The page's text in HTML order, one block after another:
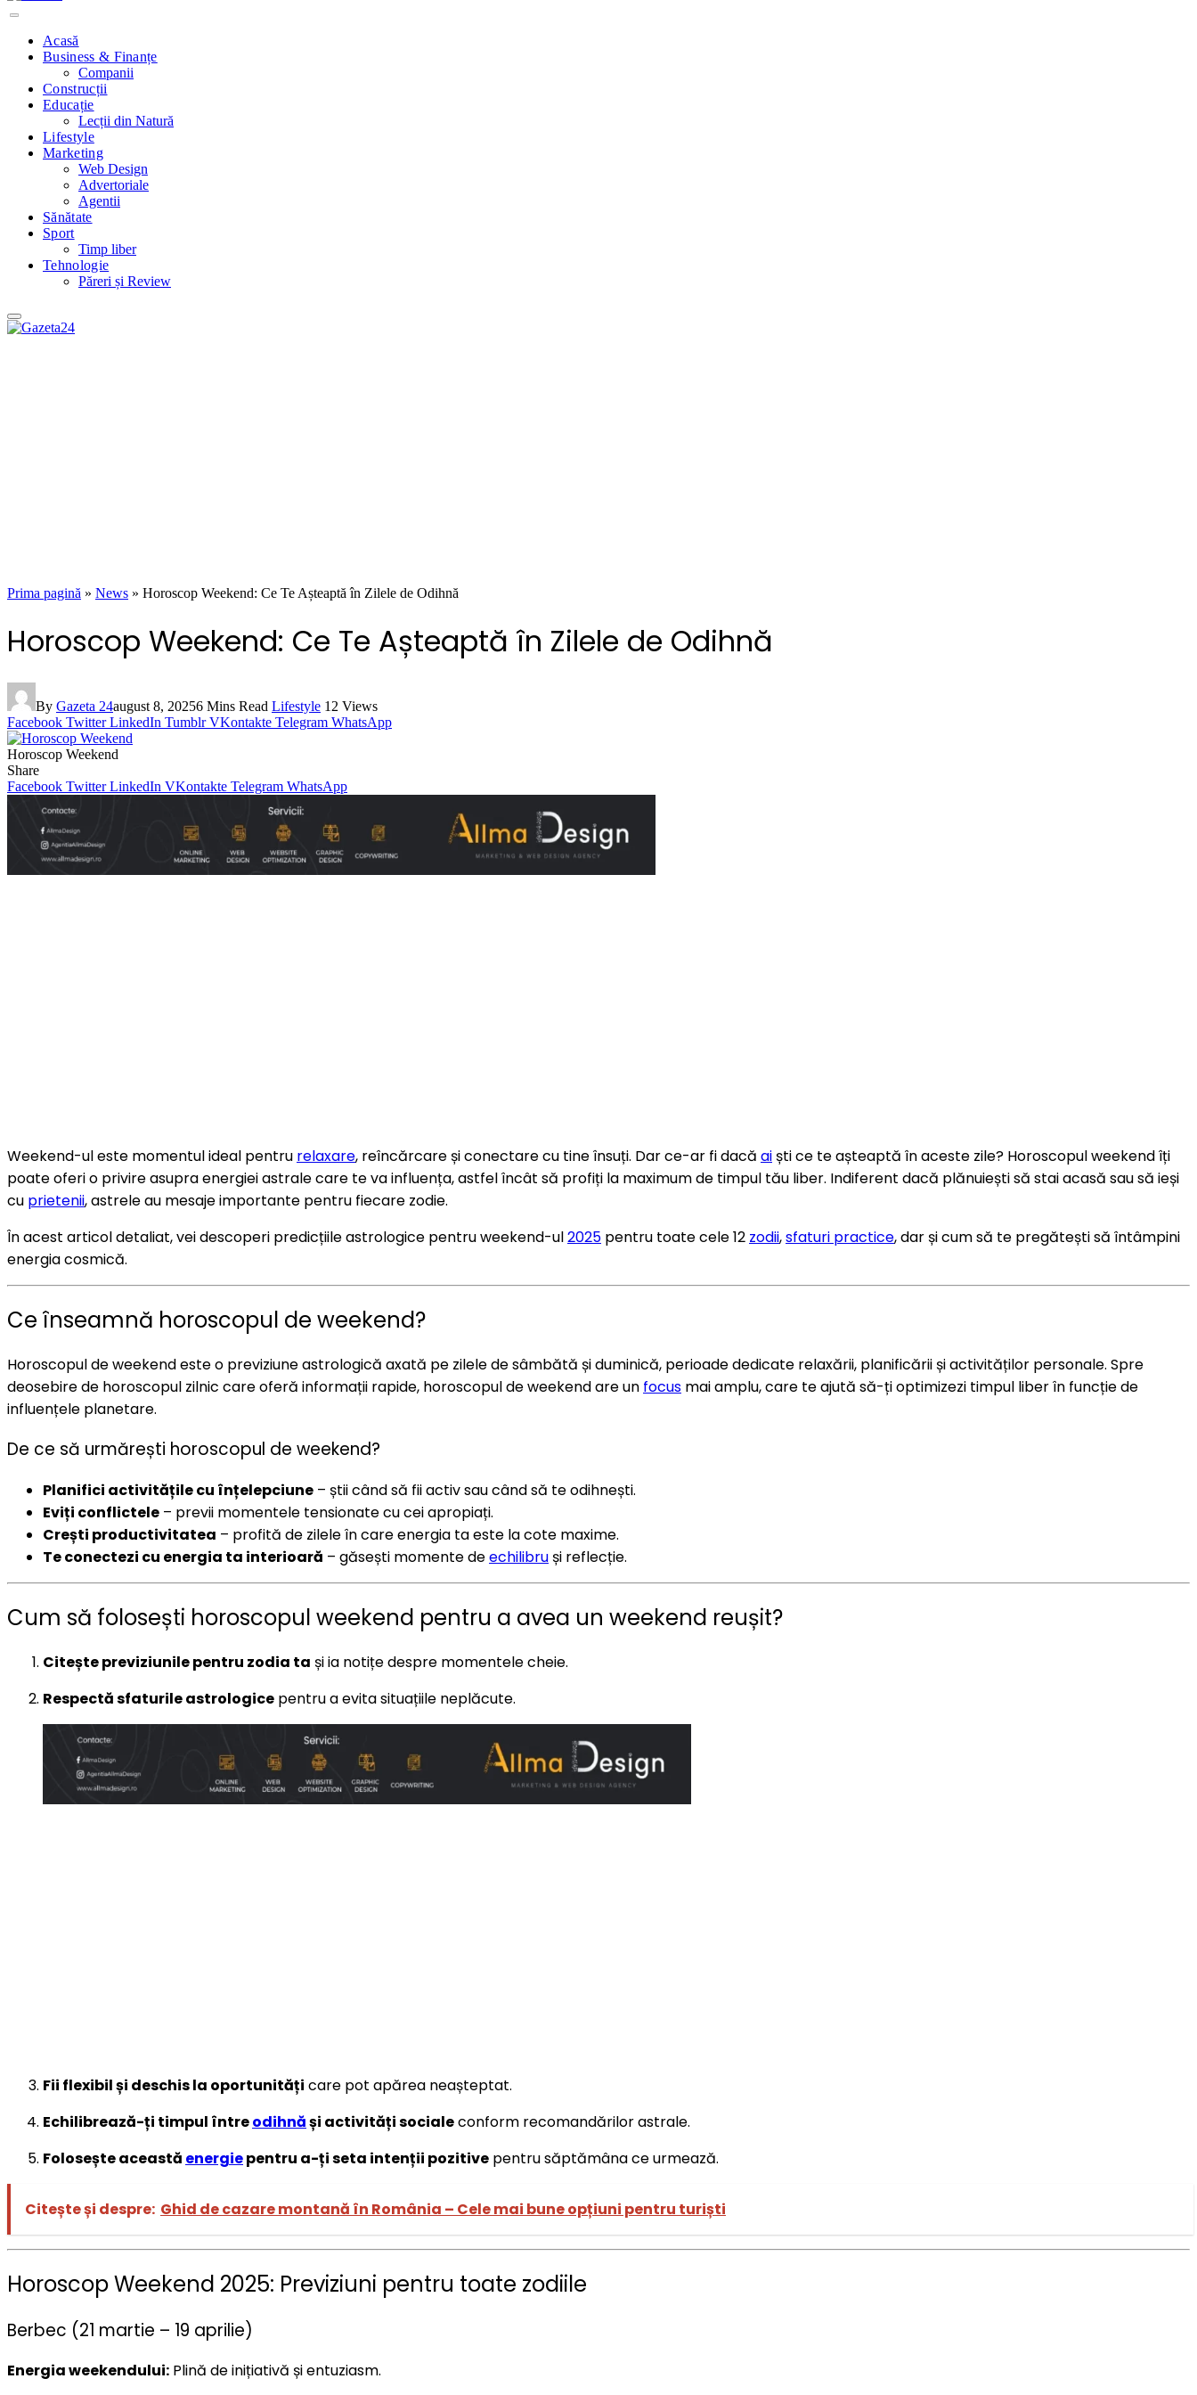
Acasă
Business & Finanțe
Companii
Construcții
Educație
Lecții din Natură
Lifestyle
Marketing
Web Design
Advertoriale
Agentii
Sănătate
Sport
Timp liber
Tehnologie
Păreri și Review
Prima pagină » News » Horoscop Weekend: Ce Te Așteaptă în Zilele de Odihnă
Horoscop Weekend: Ce Te Așteaptă în Zilele de Odihnă
By Gazeta 24august 8, 20256 Mins Read Lifestyle 12 Views
Facebook Twitter LinkedIn Tumblr VKontakte Telegram WhatsApp
Horoscop Weekend
Share
Facebook Twitter LinkedIn VKontakte Telegram WhatsApp
Weekend-ul este momentul ideal pentru relaxare, reîncărcare și conectare cu tine însuți. Dar ce-ar fi dacă aiști ce te așteaptă în aceste zile? Horoscopul weekend îți
poate oferi o privire asupra energiei astrale care te va influența, astfel încât să profiți la maximum de timpul tău liber. Indiferent dacă plănuiești să stai acasă sau să ieși
cu prietenii, astrele au mesaje importante pentru fiecare zodie.
În acest articol detaliat, vei descoperi predicțiile astrologice pentru weekend-ul2025 pentru toate cele 12 zodii,sfaturi practice, dar și cum să te pregătești să întâmpini
energia cosmică.
Ce înseamnă horoscopul de weekend?
Horoscopul de weekend este o previziune astrologică axată pe zilele de sâmbătă și duminică, perioade dedicate relaxării, planificării și activităților personale. Spre
deosebire de horoscopul zilnic care oferă informații rapide, horoscopul de weekend are un focus mai amplu, care te ajută să-ți optimizezi timpul liber în funcție de
influențele planetare.
De ce să urmărești horoscopul de weekend?
Planifici activitățile cu înțelepciune – știi când să fii activ sau când să te odihnești.
Eviți conflictele – previi momentele tensionate cu cei apropiați.
Crești productivitatea – profită de zilele în care energia ta este la cote maxime.
Te conectezi cu energia ta interioară – găsești momente deechilibruși reflecție.
Cum să folosești horoscopul weekend pentru a avea un weekend reușit?
Citește previziunile pentru zodia ta și ia notițe despre momentele cheie.
Respectă sfaturile astrologice pentru a evita situațiile neplăcute.
Fii flexibil și deschis la oportunități care pot apărea neașteptat.
Echilibrează-ți timpul întreodihnăși activități socialeconform recomandărilor astrale.
Folosește această energiepentru a-ți seta intenții pozitive pentru săptămâna ce urmează.
Citește și despre: Ghid de cazare montană în România – Cele mai bune opțiuni pentru turiști
Horoscop Weekend 2025: Previziuni pentru toate zodiile
Berbec (21 martie – 19 aprilie)
Energia weekendului: Plină de inițiativă și entuziasm.